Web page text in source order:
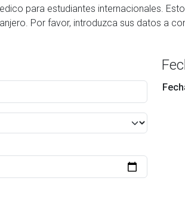
internacionales. Esto incluye estudiantes internactionales en los
luego comprar una